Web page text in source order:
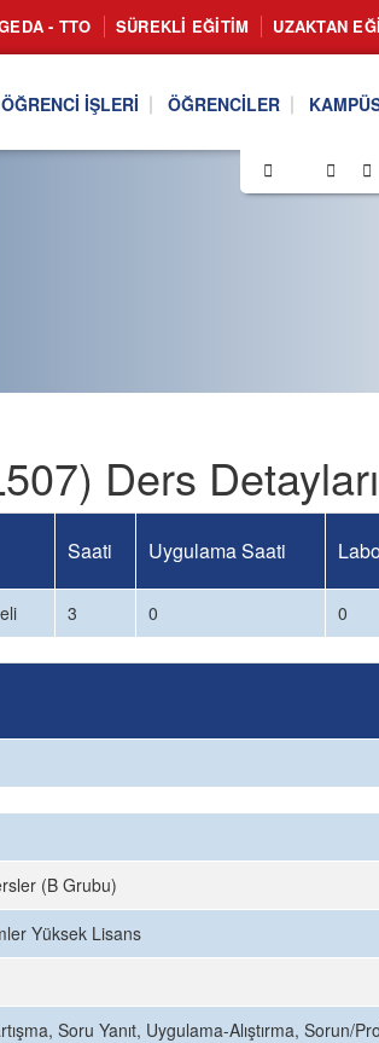
- TTO SÜREKLI EĞITIM UZAKTAN
ÖĞRENCI İŞLERI ÖĞRENCILER
Ders Detayları
Saati Uygulama Saati
3 0 0
(B Grubu)
Yüksek Lisans
Soru Yanıt, Uygulama-Alıştırma, Sorun/